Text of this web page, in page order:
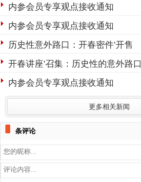
内参会员专享观点接收通知
内参会员专享观点接收通知
历史性意外路口：开春密件’开售
开春讲座’召集：历史性的意外路口
内参会员专享观点接收通知
更多相关新闻
条评论